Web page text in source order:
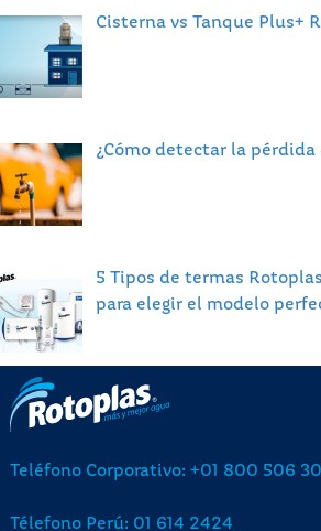
Cisterna vs Tanque Plus+
¿Cómo detectar la pérdida
5 Tipos de termas
para elegir el modelo
Teléfono Corporativo: +01 800 506
Télefono Perú: 01 614 2424